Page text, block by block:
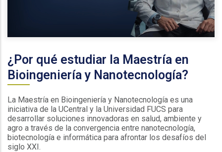
¿Por qué estudiar la Maestría en
Bioingeniería y Nanotecnología?
La Maestría en Bioingeniería y Nanotecnología es una
iniciativa de la UCentral y la Universidad FUCS para
desarrollar soluciones innovadoras en salud, ambiente y
agro a través de la convergencia entre nanotecnología,
biotecnología e informática para afrontar los desafíos del
siglo XXI.